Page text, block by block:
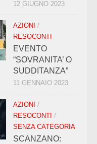
12 GIUGNO 2023
AZIONI /
RESOCONTI
EVENTO
“SOVRANITA’ O
SUDDITANZA”
11 GENNAIO 2023
AZIONI /
RESOCONTI /
SENZA CATEGORIA
SCANZANO: